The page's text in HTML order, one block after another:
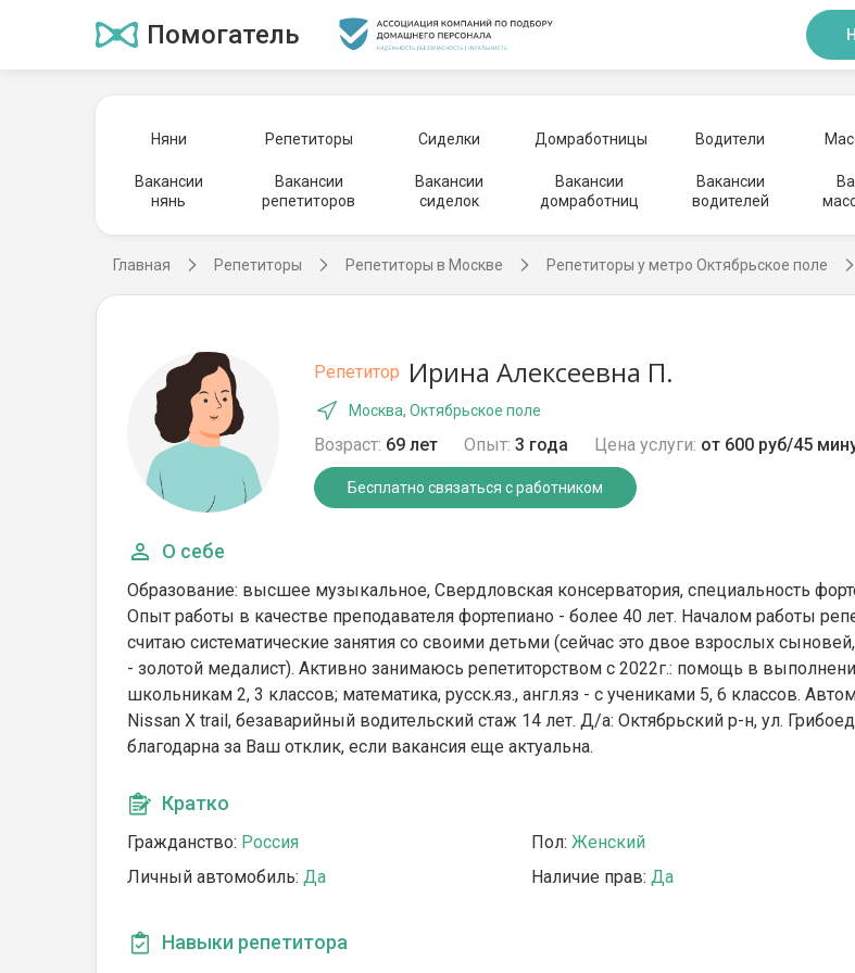
Помогатель
Няни Репетиторы Сиделки Домработницы Водители
Вакансии
нянь
Вакансии
репетиторов
Вакансии
сиделок
Вакансии
домработниц
Вакансии
водителей
Главная Репетиторы Репетиторы в Москве Репетиторы у метро Октябрьское поле
Репетитор Ирина Алексеевна П.
Москва, Октябрьское поле
Возраст: 69 лет Опыт: 3 года Цена услуги: от 600 руб/45
Бесплатно связаться с работником
О себе
Образование: высшее музыкальное, Свердловская консерватория, специальность
Опыт работы в качестве преподавателя фортепиано - более 40 лет. Началом работы
считаю систематические занятия со своими детьми (сейчас это двое взрослых
- золотой медалист). Активно занимаюсь репетиторством с 2022г.: помощь в
школьникам 2, 3 классов; математика, русск.яз., англ.яз - с учениками 5, 6 классов.
Nissan X trail, безаварийный водительский стаж 14 лет. Д/а: Октябрьский р-н, ул.
благодарна за Ваш отклик, если вакансия еще актуальна.
Кратко
Гражданство: Россия Пол: Женский
Личный автомобиль: Да Наличие прав: Да
Навыки репетитора